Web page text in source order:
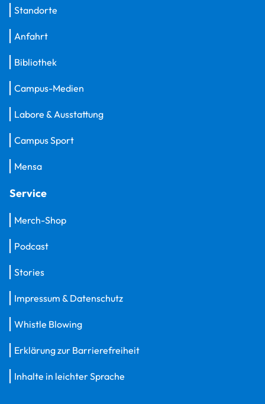
Standorte
Anfahrt
Bibliothek
Campus-Medien
Labore & Ausstattung
Campus Sport
Mensa
Service
Merch-Shop
Podcast
Stories
Impressum & Datenschutz
Whistle Blowing
Erklärung zur Barrierefreiheit
Inhalte in leichter Sprache